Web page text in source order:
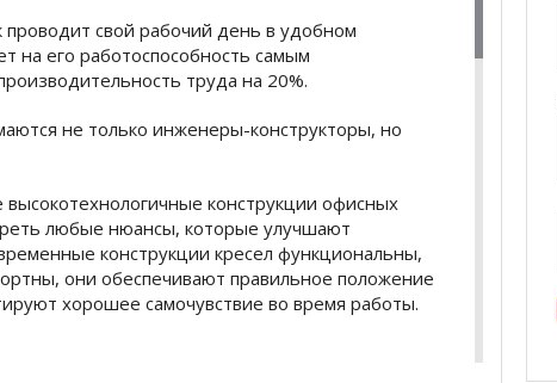
проводит свой рабочий день в удобном
на его работоспособность самым
труда на 20%.
не только инженеры-конструкторы, но
конструкции офисных
любые нюансы, которые улучшают
конструкции кресел функциональны,
они обеспечивают правильное положение
хорошее самочувствие во время работы.